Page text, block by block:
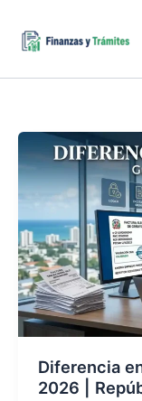
content
Diferencia
2026 |